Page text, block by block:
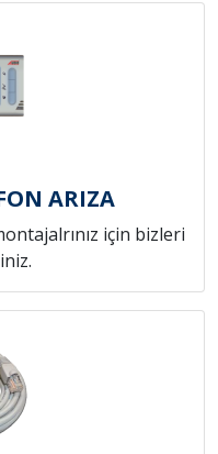
ARIZA
için bizleri